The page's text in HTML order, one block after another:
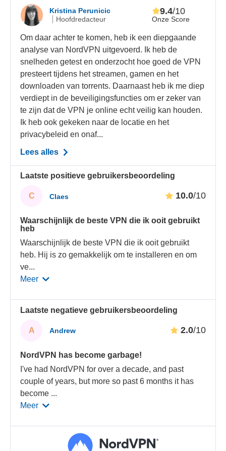
Kristina Perunicic
Hoofdredacteur
Onze Score
9.4/10
Om daar achter te komen, heb ik een diepgaande
analyse van NordVPN uitgevoerd. Ik heb de
snelheden getest en onderzocht hoe goed de VPN
presteert tijdens het streamen, gamen en het
downloaden van torrents. Daarnaast heb ik me diep
verdiept in de beveiligingsfuncties om er zeker van
te zijn dat de VPN je online echt veilig kan houden.
Ik heb ook gekeken naar de locatie en het
privacybeleid en onaf...
Lees alles
Laatste positieve gebruikersbeoordeling
C Claes 10.0/10
Waarschijnlijk de beste VPN die ik ooit gebruikt
heb
Waarschijnlijk de beste VPN die ik ooit gebruikt
heb. Hij is zo gemakkelijk om te installeren en om
ve...
Meer
Laatste negatieve gebruikersbeoordeling
A Andrew 2.0/10
NordVPN has become garbage!
I've had NordVPN for over a decade, and past
couple of years, but more so past 6 months it has
become ...
Meer